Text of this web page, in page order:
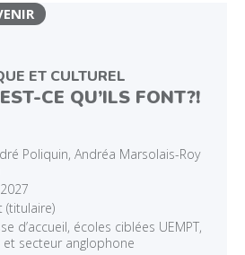
ET CULTUREL
CE QU’ILS FONT?!
Poliquin, Andréa Marsolais-Roy
(titulaire)
d’accueil, écoles ciblées UEMPT,
secteur anglophone